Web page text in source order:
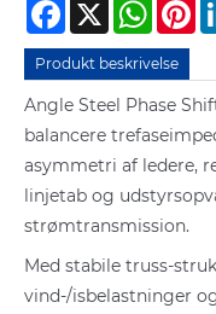
Facebook
X
Produkt beskrivelse
Angle Steel Phase
balancere
asymmetri af ledere,
linjetab og
strømtransmission.
Med stabile truss-
vind-/isbelastninger